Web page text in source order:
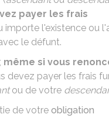
payer les frais
importe l'existence ou
le défunt.
même si vous
devez payer les frais
ou de votre
de votre obligation